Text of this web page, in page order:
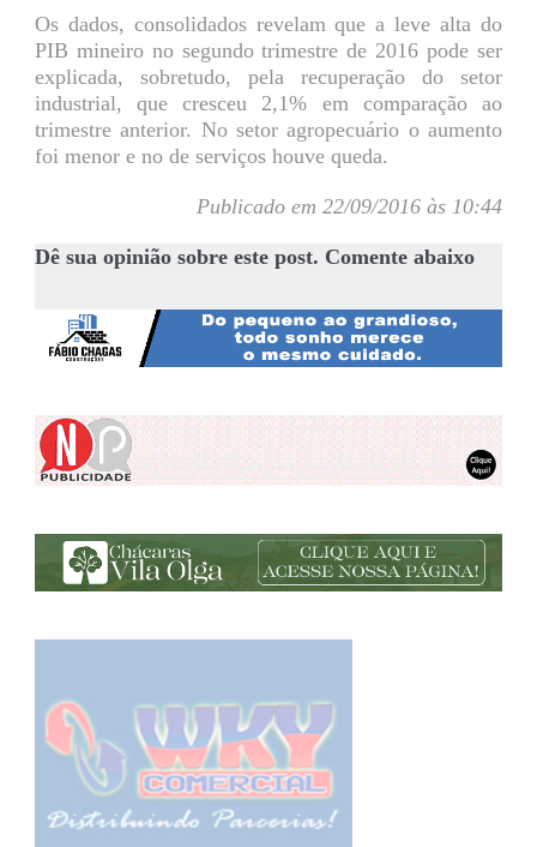
Os dados, consolidados revelam que a leve alta do
PIB mineiro no segundo trimestre de 2016 pode ser
explicada, sobretudo, pela recuperação do setor
industrial, que cresceu 2,1% em comparação ao
trimestre anterior. No setor agropecuário o aumento
foi menor e no de serviços houve queda.
Publicado em 22/09/2016 às 10:44
Dê sua opinião sobre este post. Comente abaixo